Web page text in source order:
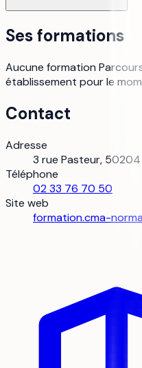
Ses formations
Aucune formation
établissement pour le
Contact
Adresse
3 rue Pasteur,
Téléphone
02 33 76 70 50
Site web
formation.cma-